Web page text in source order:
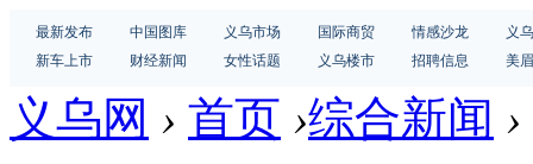
最新发布 中国图库 义乌市场 国际商贸 情感沙龙
义
新车上市
财经新闻 女性话题 义乌楼市 招聘信息 美
义乌网 › 首页 ›综合新闻 ›